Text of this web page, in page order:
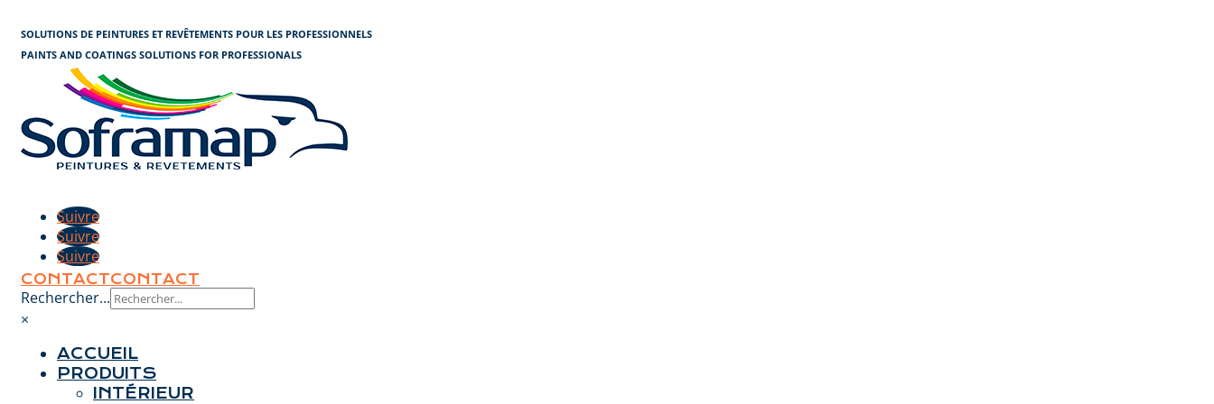
SOLUTIONS DE PEINTURES ET REVÊTEMENTS POUR LES PROFESSIONNELS
PAINTS AND COATINGS SOLUTIONS FOR PROFESSIONALS
Suivre
Suivre
Suivre
CONTACTCONTACT
Rechercher...
×
ACCUEIL
PRODUITS
INTÉRIEUR